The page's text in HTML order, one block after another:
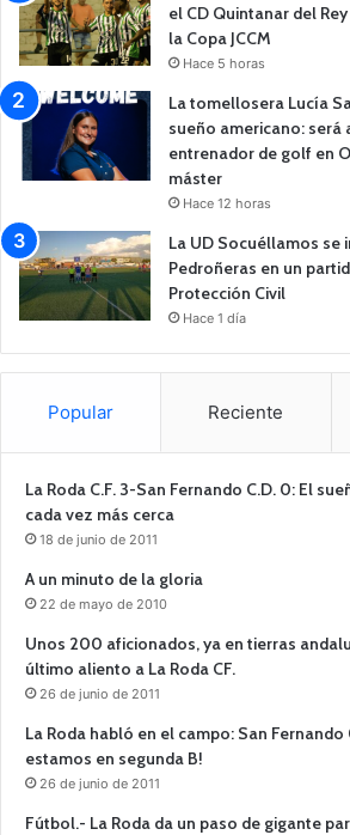
el CD Quintanar del
la Copa JCCM
Hace 5 horas
La tomellosera Lucía
sueño americano: será
entrenador de golf en
máster
Hace 12 horas
La UD Socuéllamos se
Pedroñeras en un
Protección Civil
Hace 1 día
Popular Reciente
La Roda C.F. 3-San Fernando C.D. 0: El
cada vez más cerca
18 de junio de 2011
A un minuto de la gloria
22 de mayo de 2010
Unos 200 aficionados, ya en tierras
último aliento a La Roda CF.
26 de junio de 2011
La Roda habló en el campo: San Fernando
estamos en segunda B!
26 de junio de 2011
Fútbol.- La Roda da un paso de gigante